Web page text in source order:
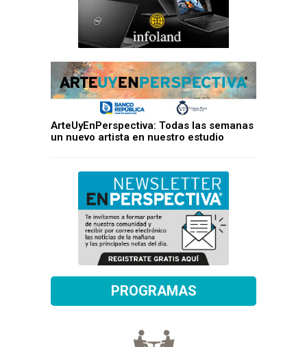
ArteUyEnPerspectiva: Todas las semanas
un nuevo artista en nuestro estudio
PROGRAMAS